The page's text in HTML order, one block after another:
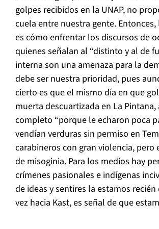
golpes recibidos en la UNAP, no
cuela entre nuestra gente.
es cómo enfrentar los discursos de
quienes señalan al “distinto y al de
interna son una amenaza para la
debe ser nuestra prioridad, pues
cierto es que el mismo día en que
muerta descuartizada en La
completo “porque le echaron poca
vendían verduras sin permiso en
carabineros con gran violencia,
de misoginia. Para los medios hay
crímenes pasionales e indígenas
de ideas y sentires la estamos
vez hacia Kast, es señal de que